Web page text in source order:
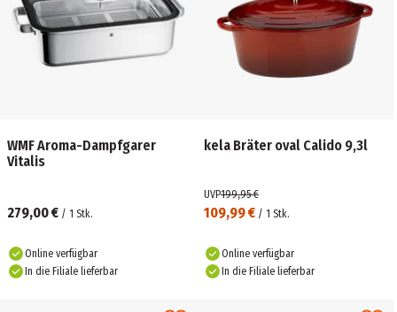
WMF Aroma-Dampfgarer
Vitalis
279,00 € / 1 Stk.
Online verfügbar
In die Filiale lieferbar
kela Bräter oval Calido 9,3l
109,99 € / 1 Stk.
UVP199,95 €
Online verfügbar
In die Filiale lieferbar